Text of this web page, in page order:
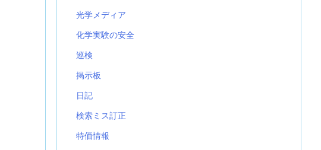
光学メディア
化学実験の安全
巡検
掲示板
日記
検索ミス訂正
特価情報